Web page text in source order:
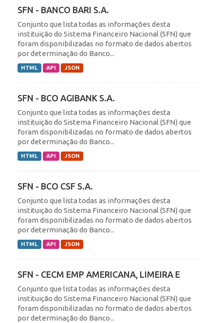
SFN - BANCO BARI S.A.
Conjunto que lista todas as informações desta
instituição do Sistema Financeiro Nacional (SFN) que
foram disponibilizadas no formato de dados abertos
por determinação do Banco...
HTML API JSON
SFN - BCO AGIBANK S.A.
Conjunto que lista todas as informações desta
instituição do Sistema Financeiro Nacional (SFN) que
foram disponibilizadas no formato de dados abertos
por determinação do Banco...
HTML API JSON
SFN - BCO CSF S.A.
Conjunto que lista todas as informações desta
instituição do Sistema Financeiro Nacional (SFN) que
foram disponibilizadas no formato de dados abertos
por determinação do Banco...
HTML API JSON
SFN - CECM EMP AMERICANA, LIMEIRA E
Conjunto que lista todas as informações desta
instituição do Sistema Financeiro Nacional (SFN) que
foram disponibilizadas no formato de dados abertos
por determinação do Banco...